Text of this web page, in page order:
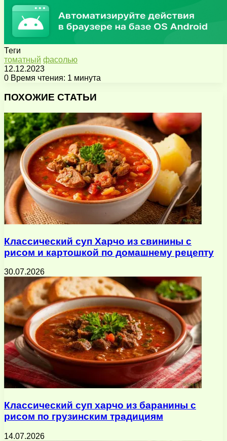
Теги
томатный фасолью
12.12.2023
0 Время чтения: 1 минута
через
почту
ПОХОЖИЕ СТАТЬИ
Классический суп Харчо из свинины с
рисом и картошкой по домашнему рецепту
30.07.2026
Классический суп харчо из баранины с
рисом по грузинским традициям
14.07.2026